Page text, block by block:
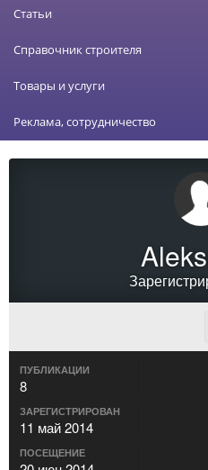
Статьи
Справочник строителя
Товары и услуги
Реклама, сотрудничество
ПУБЛИКАЦИИ
8
ЗАРЕГИСТРИРОВАН
11 май 2014
ПОСЕЩЕНИЕ